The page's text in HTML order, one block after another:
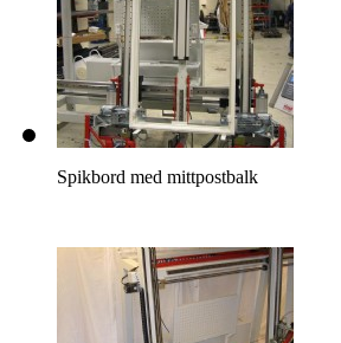
Spikbord med mittpostbalk